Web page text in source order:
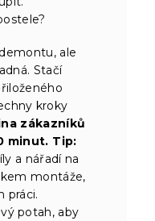
ale
Stačí
kroky
zákazníků
minut. Tip:
a nářadí na
montáže,
práci.
potah, aby